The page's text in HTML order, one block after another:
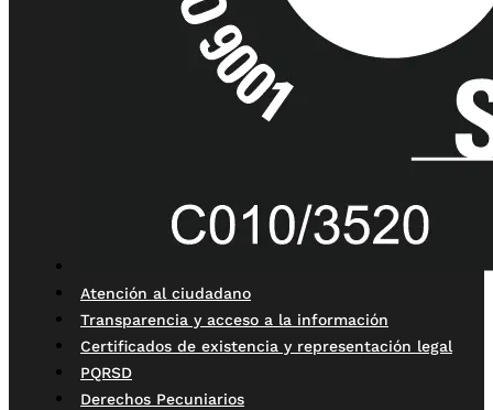
Atención al ciudadano
Transparencia y acceso a la información
Certificados de existencia y representación legal
PQRSD
Derechos Pecuniarios